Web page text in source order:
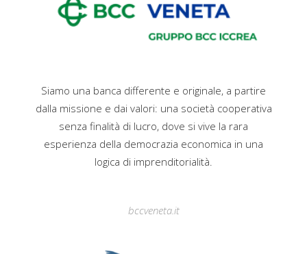
Siamo una banca differente e originale, a partire
dalla missione e dai valori: una società cooperativa
senza finalità di lucro, dove si vive la rara
esperienza della democrazia economica in una
logica di imprenditorialità.
bccveneta.it